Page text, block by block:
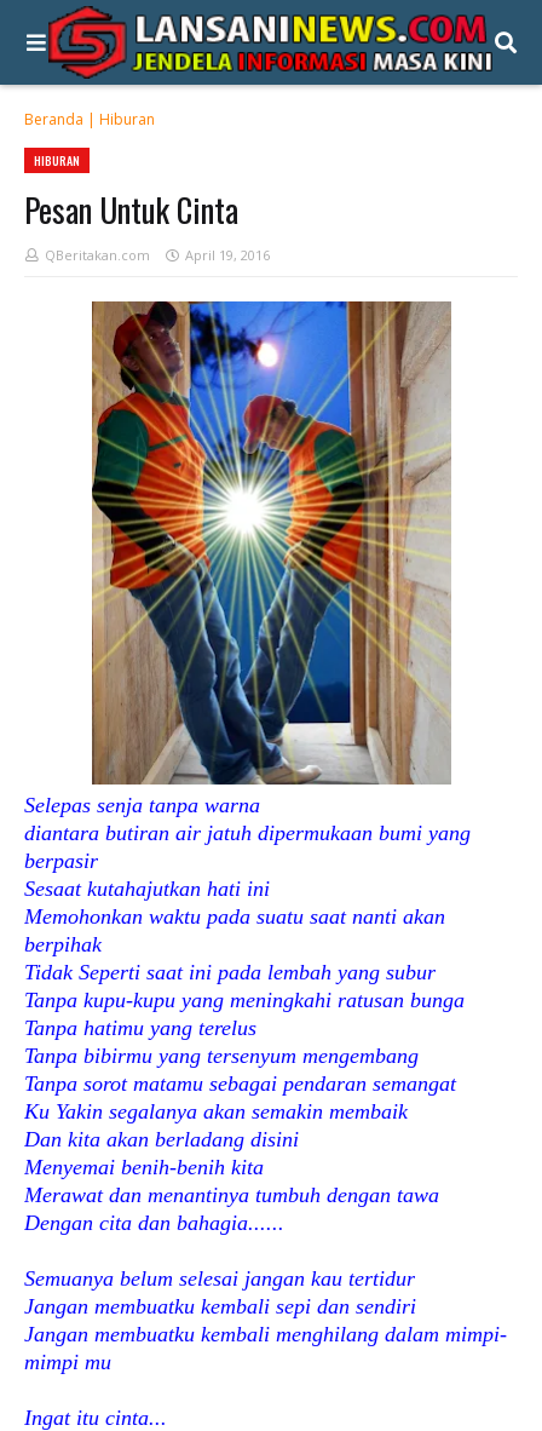
Beranda | Hiburan
HIBURAN
Pesan Untuk Cinta
QBeritakan.com April 19, 2016
Selepas senja tanpa warna
diantara butiran air jatuh dipermukaan bumi yang
berpasir
Sesaat kutahajutkan hati ini
Memohonkan waktu pada suatu saat nanti akan
berpihak
Tidak Seperti saat ini pada lembah yang subur
Tanpa kupu-kupu yang meningkahi ratusan bunga
Tanpa hatimu yang terelus
Tanpa bibirmu yang tersenyum mengembang
Tanpa sorot matamu sebagai pendaran semangat
Ku Yakin segalanya akan semakin membaik
Dan kita akan berladang disini
Menyemai benih-benih kita
Merawat dan menantinya tumbuh dengan tawa
Dengan cita dan bahagia......
Semuanya belum selesai jangan kau tertidur
Jangan membuatku kembali sepi dan sendiri
Jangan membuatku kembali menghilang dalam mimpi-
mimpi mu
Ingat itu cinta...